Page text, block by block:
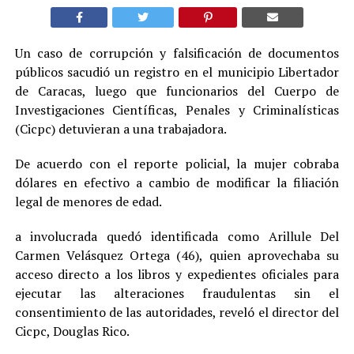
Un caso de corrupción y falsificación de documentos
públicos sacudió un registro en el municipio Libertador
de Caracas, luego que funcionarios del Cuerpo de
Investigaciones Científicas, Penales y Criminalísticas
(Cicpc) detuvieran a una trabajadora.
De acuerdo con el reporte policial, la mujer cobraba
dólares en efectivo a cambio de modificar la filiación
legal de menores de edad.
a involucrada quedó identificada como Arillule Del
Carmen Velásquez Ortega (46), quien aprovechaba su
acceso directo a los libros y expedientes oficiales para
ejecutar las alteraciones fraudulentas sin el
consentimiento de las autoridades, reveló el director del
Cicpc, Douglas Rico.